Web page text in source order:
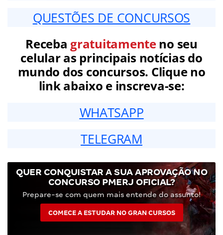
QUESTÕES DE CONCURSOS
Receba gratuitamenteno seu
celular as principais notícias do
mundo dos concursos. Clique no
link abaixo e inscreva-se:
WHATSAPP
TELEGRAM
QUER CONQUISTAR A SUA APROVAÇÃO NO
CONCURSO PMERJ OFICIAL?
Prepare-se com quem mais entende do assunto!
COMECE A ESTUDAR NO GRAN CURSOS